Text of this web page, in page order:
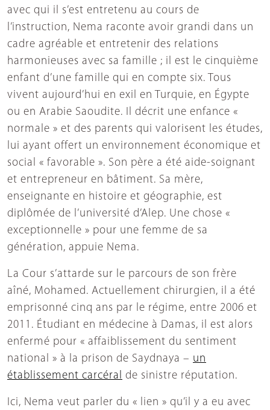
avec qui il s’est entretenu au cours de
l’instruction, Nema raconte avoir grandi dans un
cadre agréable et entretenir des relations
harmonieuses avec sa famille ; il est le cinquième
enfant d’une famille qui en compte six. Tous
vivent aujourd’hui en exil en Turquie, en Égypte
ou en Arabie Saoudite. Il décrit une enfance «
normale » et des parents qui valorisent les études,
lui ayant offert un environnement économique et
social « favorable ». Son père a été aide-soignant
et entrepreneur en bâtiment. Sa mère,
enseignante en histoire et géographie, est
diplômée de l’université d’Alep. Une chose «
exceptionnelle » pour une femme de sa
génération, appuie Nema.
La Cour s’attarde sur le parcours de son frère
aîné, Mohamed. Actuellement chirurgien, il a été
emprisonné cinq ans par le régime, entre 2006 et
2011. Étudiant en médecine à Damas, il est alors
enfermé pour « affaiblissement du sentiment
national » à la prison de Saydnaya – un
établissement carcéral de sinistre réputation.
Ici, Nema veut parler du « lien » qu’il y a eu avec